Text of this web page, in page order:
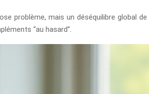
problème, mais un déséquilibre global
“au hasard”.